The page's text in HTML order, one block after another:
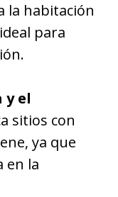
la habitación
para
y el
sitios con
ya que
en la